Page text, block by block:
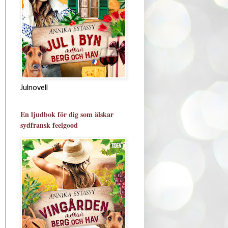
Julnovell
En ljudbok för dig som älskar
sydfransk feelgood